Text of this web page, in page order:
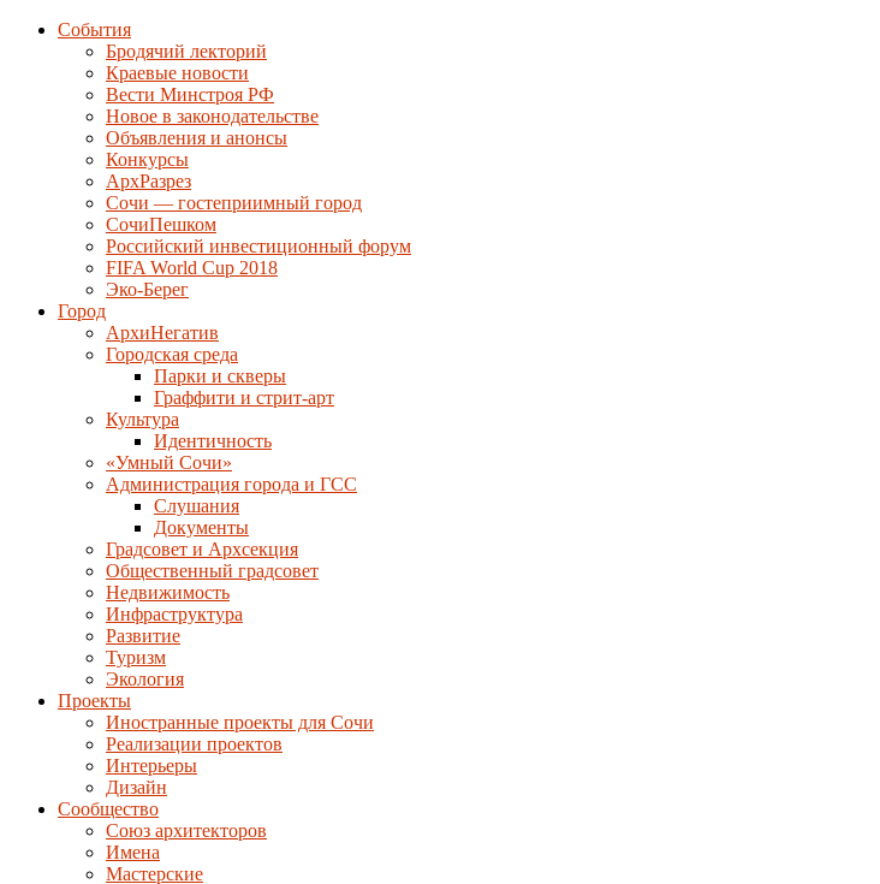
События
Бродячий лекторий
Краевые новости
Вести Минстроя РФ
Новое в законодательстве
Объявления и анонсы
Конкурсы
АрхРазрез
Сочи — гостеприимный город
СочиПешком
Российский инвестиционный форум
FIFA World Cup 2018
Эко-Берег
Город
АрхиНегатив
Городская среда
Парки и скверы
Граффити и стрит-арт
Культура
Идентичность
«Умный Сочи»
Администрация города и ГСС
Слушания
Документы
Градсовет и Архсекция
Общественный градсовет
Недвижимость
Инфраструктура
Развитие
Туризм
Экология
Проекты
Иностранные проекты для Сочи
Реализации проектов
Интерьеры
Дизайн
Сообщество
Союз архитекторов
Имена
Мастерские